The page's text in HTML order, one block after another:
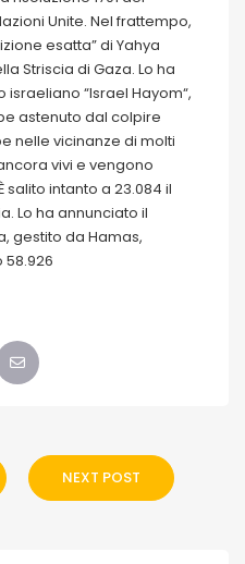
Unite. Nel frattempo,
esatta” di Yahya
Striscia di Gaza. Lo ha
“Israel Hayom“,
astenuto dal colpire
nelle vicinanze di molti
vivi e vengono
salito intanto a 23.084 il
Lo ha annunciato il
gestito da Hamas,
NEXT POST